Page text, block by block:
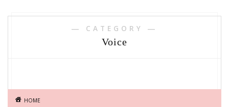
― CATEGORY ―
Voice
HOME